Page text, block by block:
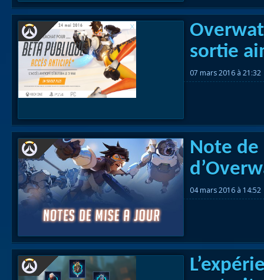
sortie
07 mars 2016 à 21:32
Note de
04 mars 2016 à 14:52